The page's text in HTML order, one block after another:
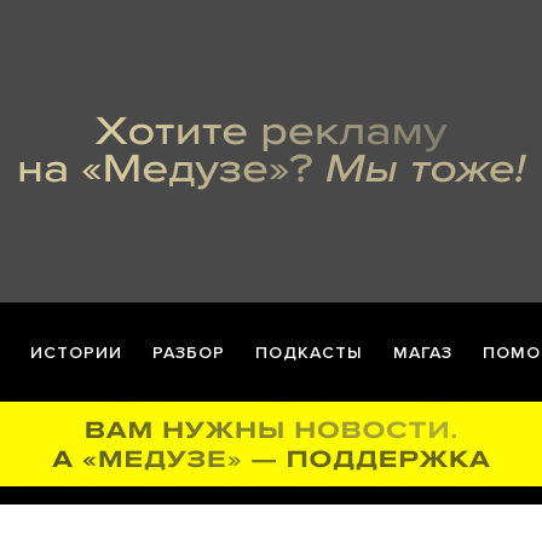
ИСТОРИИ РАЗБОР ПОДКАСТЫ МАГАЗ